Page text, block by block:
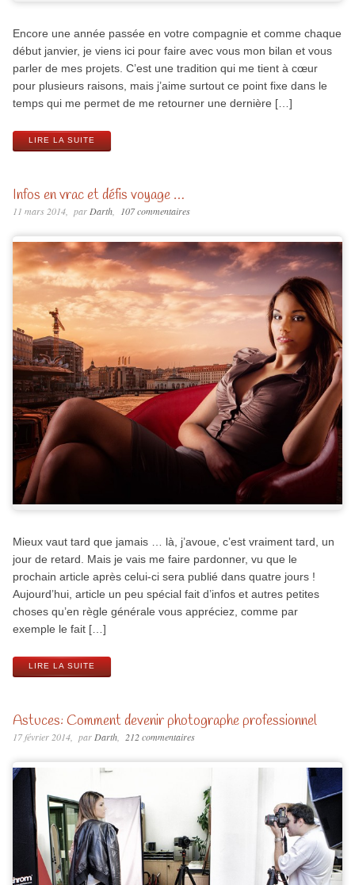
Encore une année passée en votre compagnie et comme chaque
début janvier, je viens ici pour faire avec vous mon bilan et vous
parler de mes projets. C’est une tradition qui me tient à cœur
pour plusieurs raisons, mais j’aime surtout ce point fixe dans le
temps qui me permet de me retourner une dernière […]
LIRE LA SUITE
Infos en vrac et défis voyage …
11 mars 2014 par Darth 107 commentaires
Mieux vaut tard que jamais … là, j’avoue, c’est vraiment tard, un
jour de retard. Mais je vais me faire pardonner, vu que le
prochain article après celui-ci sera publié dans quatre jours !
Aujourd’hui, article un peu spécial fait d’infos et autres petites
choses qu’en règle générale vous appréciez, comme par
exemple le fait […]
LIRE LA SUITE
Astuces: Comment devenir photographe professionnel
17 février 2014 par Darth 212 commentaires